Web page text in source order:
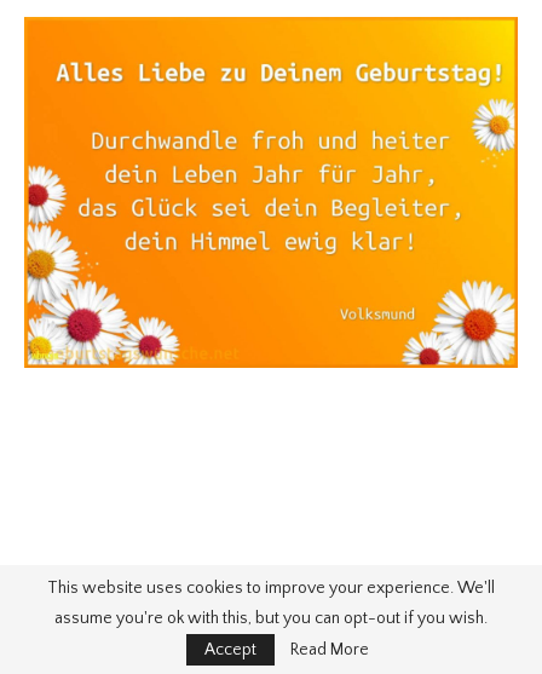
This website uses cookies to improve your experience. We'll
assume you're ok with this, but you can opt-out if you wish.
Accept
Read More